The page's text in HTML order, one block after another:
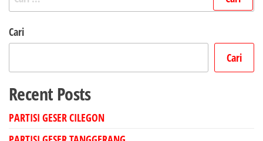
untuk:
Cari
Cari
Recent Posts
PARTISI GESER CILEGON